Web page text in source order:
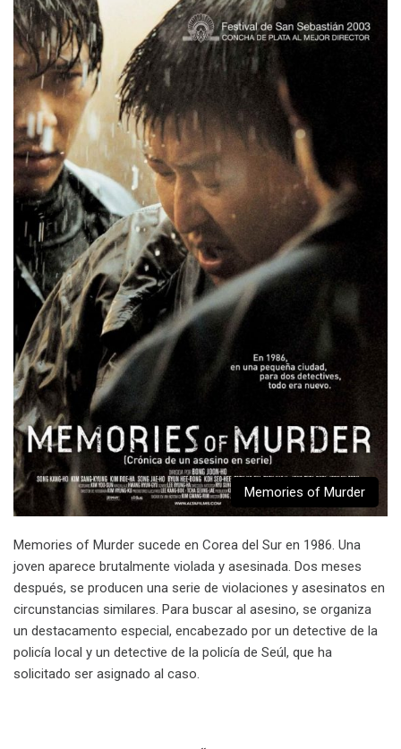
Memories of Murder
Memories of Murder sucede en Corea del Sur en 1986. Una
joven aparece brutalmente violada y asesinada. Dos meses
después, se producen una serie de violaciones y asesinatos en
circunstancias similares. Para buscar al asesino, se organiza
un destacamento especial, encabezado por un detective de la
policía local y un detective de la policía de Seúl, que ha
solicitado ser asignado al caso.